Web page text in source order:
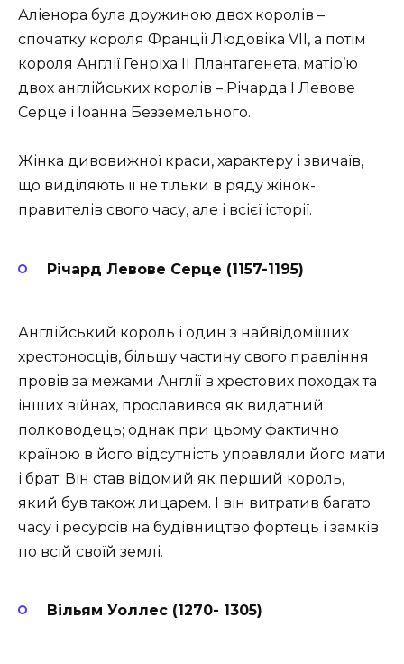
Аліенора була дружиною двох королів –
спочатку короля Франції Людовіка VII, а потім
короля Англії Генріха II Плантагенета, матір’ю
двох англійських королів – Річарда I Левове
Серце і Іоанна Безземельного.
Жінка дивовижної краси, характеру і звичаїв,
що виділяють її не тільки в ряду жінок-
правителів свого часу, але і всієї історії.
Річард Левове Серце (1157-1195)
Англійський король і один з найвідоміших
хрестоносців, більшу частину свого правління
провів за межами Англії в хрестових походах та
інших війнах, прославився як видатний
полководець; однак при цьому фактично
країною в його відсутність управляли його мати
і брат. Він став відомий як перший король,
який був також лицарем. І він витратив багато
часу і ресурсів на будівництво фортець і замків
по всій своїй землі.
Вільям Уоллес (1270- 1305)